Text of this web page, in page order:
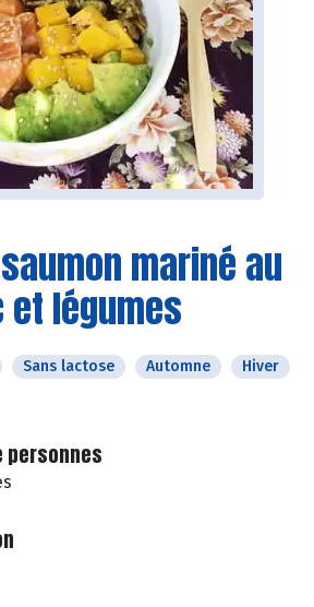
mariné au
légumes
Sans lactose Automne
Hiver
personnes